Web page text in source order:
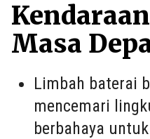
Masa
Limbah baterai
mencemari
berbahaya